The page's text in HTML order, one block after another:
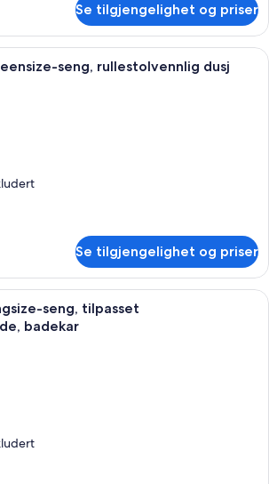
Se tilgjengelighet og priser
Italienske Frette-laken, sengetøy av
seng, rullestolvennlig dusj
Se tilgjengelighet og priser
Italienske Frette-laken, sengetøy av
seng, tilpasset
badekar